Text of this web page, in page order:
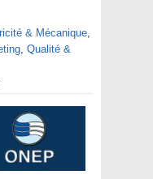
& Mécanique,
, Qualité &